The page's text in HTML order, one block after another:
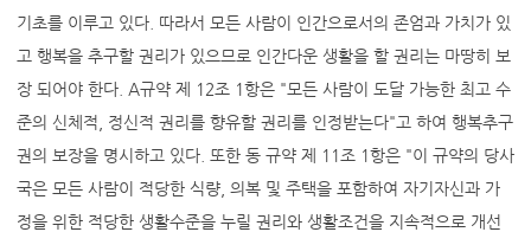
기초를 이루고 있다. 따라서 모든 사람이 인간으로서의 존엄과 가치가 있
고 행복을 추구할 권리가 있으므로 인간다운 생활을 할 권리는 마땅히 보
장 되어야 한다. A규약 제 12조 1항은 "모든 사람이 도달 가능한 최고 수
준의 신체적, 정신적 권리를 향유할 권리를 인정받는다"고 하여 행복추구
권의 보장을 명시하고 있다. 또한 동 규약 제 11조 1항은 "이 규약의 당사
국은 모든 사람이 적당한 식량, 의복 및 주택을 포함하여 자기자신과 가
정을 위한 적당한 생활수준을 누릴 권리와 생활조건을 지속적으로 개선